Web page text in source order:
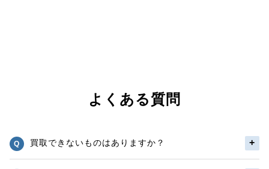
よくある質問
買取できないものはありますか？